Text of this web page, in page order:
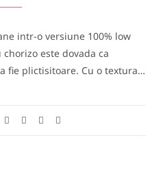
intr-o versiune 100% low
este dovada ca
fie plictisitoare. Cu o textura…